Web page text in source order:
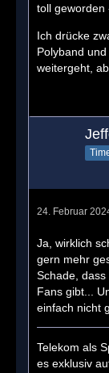
toll geworden
Ich drücke
Polyband
weitergeht,
24. Februar
Ja, wirklich
gern mehr
Schade,
Fans gibt...
einfach nicht
Telekom als
es exklusiv